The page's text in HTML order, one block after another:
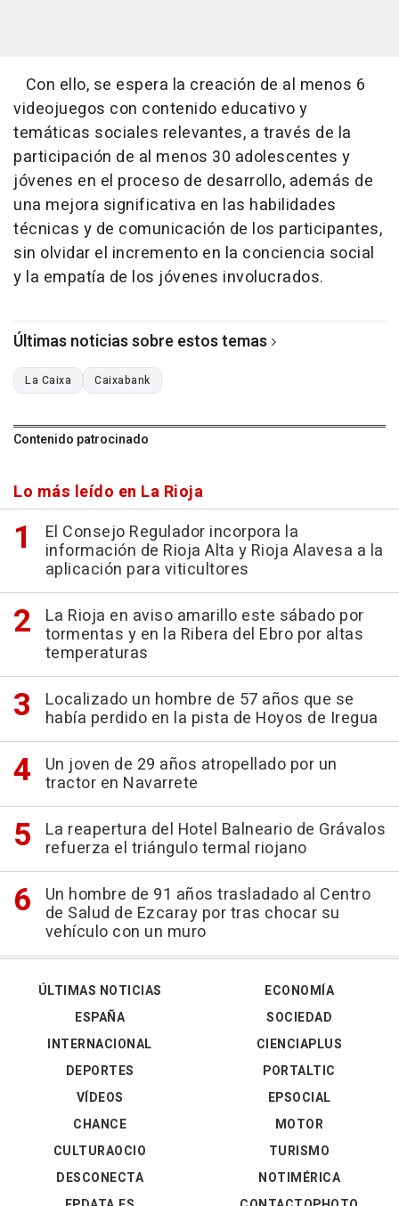
Con ello, se espera la creación de al menos 6
videojuegos con contenido educativo y
temáticas sociales relevantes, a través de la
participación de al menos 30 adolescentes y
jóvenes en el proceso de desarrollo, además de
una mejora significativa en las habilidades
técnicas y de comunicación de los participantes,
sin olvidar el incremento en la conciencia social
y la empatía de los jóvenes involucrados.
Últimas noticias sobre estos temas
La Caixa Caixabank
Contenido patrocinado
Lo más leído en La Rioja
El Consejo Regulador incorpora la
información de Rioja Alta y Rioja Alavesa a la
aplicación para viticultores
La Rioja en aviso amarillo este sábado por
tormentas y en la Ribera del Ebro por altas
temperaturas
Localizado un hombre de 57 años que se
había perdido en la pista de Hoyos de Iregua
Un joven de 29 años atropellado por un
tractor en Navarrete
La reapertura del Hotel Balneario de Grávalos
refuerza el triángulo termal riojano
Un hombre de 91 años trasladado al Centro
de Salud de Ezcaray por tras chocar su
vehículo con un muro
ÚLTIMAS NOTICIAS
ESPAÑA
INTERNACIONAL
DEPORTES
VÍDEOS
ECONOMÍA
SOCIEDAD
CIENCIAPLUS
PORTALTIC
EPSOCIAL
CHANCE
CULTURAOCIO
DESCONECTA
MOTOR
TURISMO
NOTIMÉRICA